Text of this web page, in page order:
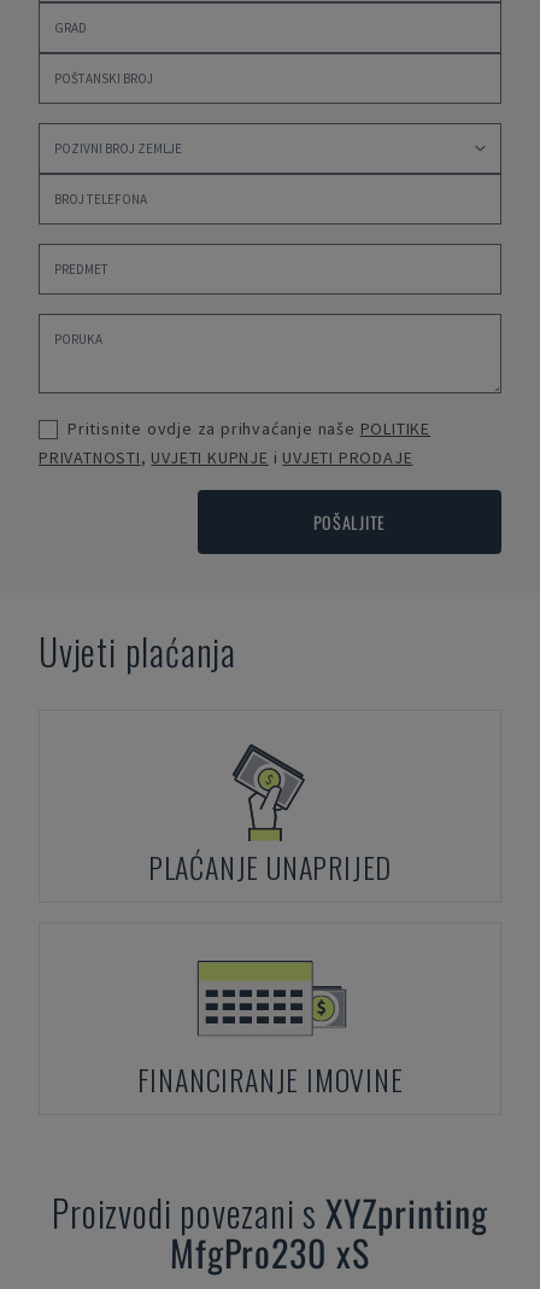
Pritisnite ovdje za prihvaćanje naše POLITIKE
PRIVATNOSTI, UVJETI KUPNJE i UVJETI PRODAJE
POŠALJITE
Uvjeti plaćanja
PLAĆANJE UNAPRIJED
FINANCIRANJE IMOVINE
Proizvodi povezani s XYZprinting
MfgPro230 xS